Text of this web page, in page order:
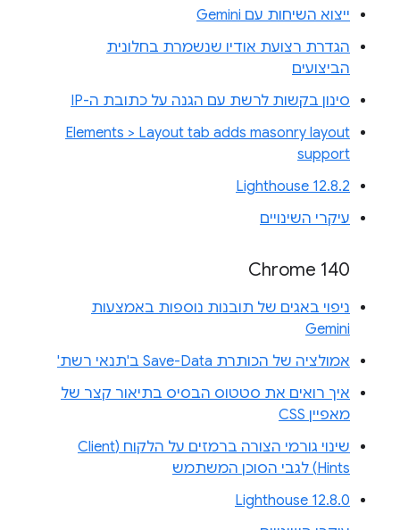
ייצוא השיחות עם Gemini
הגדרת רצועת אודיו שנשמרת בחלונית
הביצועים
סינון בקשות לרשת עם הגנה על כתובת ה-IP
Elements > Layout tab adds masonry layout
support
Lighthouse 12.8.2
עיקרי השינויים
Chrome 140
ניפוי באגים של תובנות נוספות באמצעות
Gemini
אמולציה של הכותרת Save-Data ב'תנאי רשת'
איך רואים את סטטוס הבסיס בתיאור קצר של
מאפיין CSS
שינוי גורמי הצורה ברמזים על הלקוח (Client
Hints) לגבי הסוכן המשתמש
Lighthouse 12.8.0